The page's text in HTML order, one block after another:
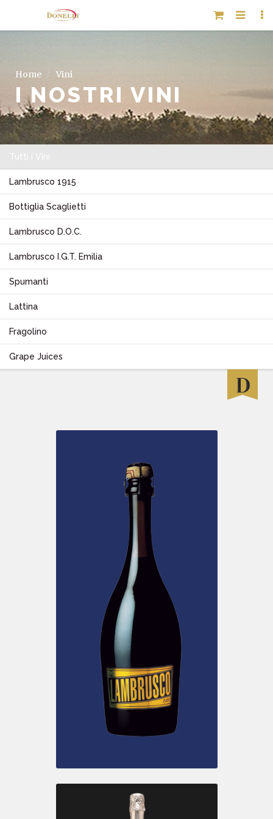
Home Vini
I NOSTRI VINI
Tutti i Vini
Lambrusco 1915
Bottiglia Scaglietti
Lambrusco D.O.C.
Lambrusco I.G.T. Emilia
Spumanti
Lattina
Fragolino
Grape Juices